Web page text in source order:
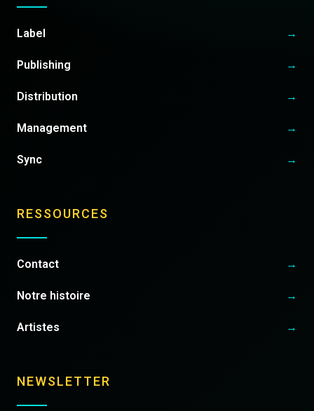
Label →
Publishing →
Distribution →
Management →
Sync →
RESSOURCES
Contact →
Notre histoire →
Artistes →
NEWSLETTER